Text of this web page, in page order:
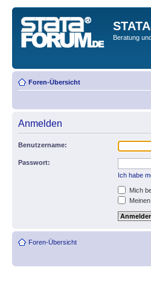
Beratung
Foren-Übersicht
Anmelden
Benutzername:
Passwort:
Ich habe
Mich
Foren-Übersicht